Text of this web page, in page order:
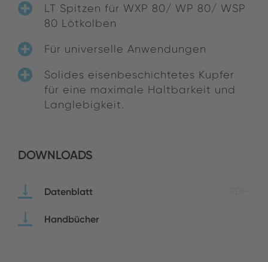
LT Spitzen für WXP 80/ WP 80/ WSP
80 Lötkolben
Für universelle Anwendungen
Solides eisenbeschichtetes Kupfer
für eine maximale Haltbarkeit und
Langlebigkeit.
DOWNLOADS
Datenblatt
Handbücher